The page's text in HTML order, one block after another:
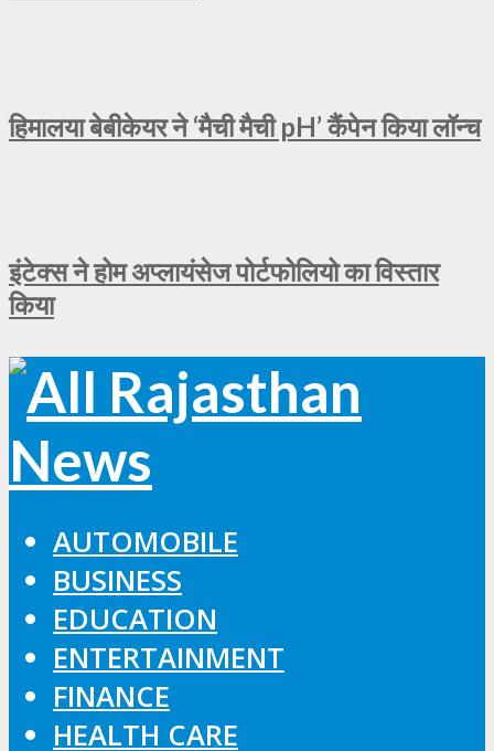
हिमालया बेबीकेयर ने ‘मैची मैची pH’ कैंपेन किया लॉन्च
इंटेक्स ने होम अप्लायंसेज पोर्टफोलियो का विस्तार
किया
AUTOMOBILE
BUSINESS
EDUCATION
ENTERTAINMENT
FINANCE
HEALTH CARE